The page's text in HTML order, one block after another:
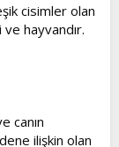
cisimler olan
hayvandır.
canın
ilişkin olan